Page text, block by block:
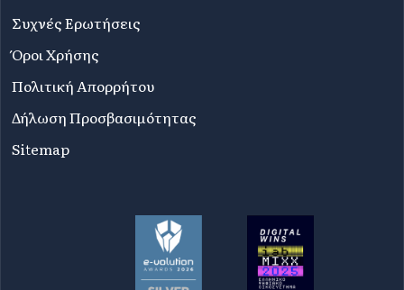
Συχνές Ερωτήσεις
Όροι Χρήσης
Πολιτική Απορρήτου
Δήλωση Προσβασιμότητας
Sitemap